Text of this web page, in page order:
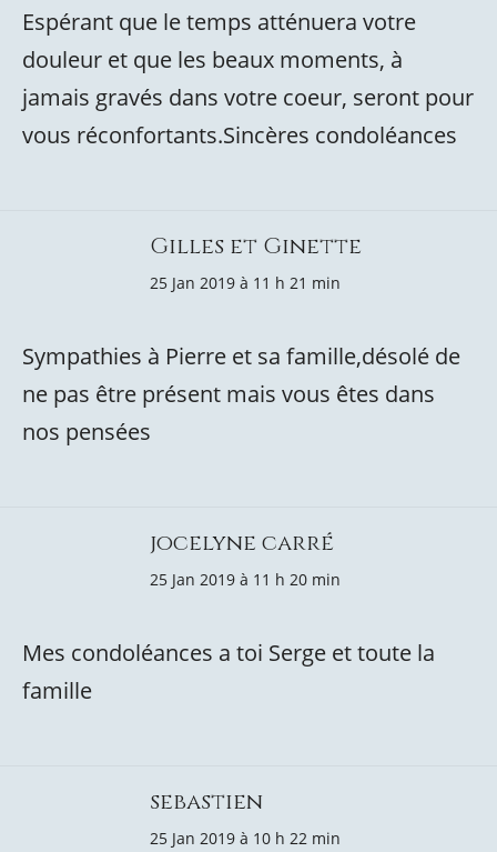
Espérant que le temps atténuera votre
douleur et que les beaux moments, à
jamais gravés dans votre coeur, seront pour
vous réconfortants.Sincères condoléances
Gilles et Ginette
25 Jan 2019 à 11 h 21 min
Sympathies à Pierre et sa famille,désolé de
ne pas être présent mais vous êtes dans
nos pensées
jocelyne carré
25 Jan 2019 à 11 h 20 min
Mes condoléances a toi Serge et toute la
famille
sebastien
25 Jan 2019 à 10 h 22 min